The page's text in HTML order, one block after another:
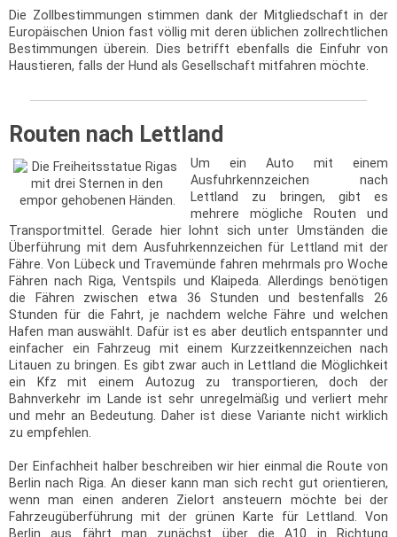
Die Zollbestimmungen stimmen dank der Mitgliedschaft in der
Europäischen Union fast völlig mit deren üblichen zollrechtlichen
Bestimmungen überein. Dies betrifft ebenfalls die Einfuhr von
Haustieren, falls der Hund als Gesellschaft mitfahren möchte.
Routen nach Lettland
Um ein Auto mit einem
Ausfuhrkennzeichen nach
Lettland zu bringen, gibt es
mehrere mögliche Routen und
Transportmittel. Gerade hier lohnt sich unter Umständen die
Überführung mit dem Ausfuhrkennzeichen für Lettland mit der
Fähre. Von Lübeck und Travemünde fahren mehrmals pro Woche
Fähren nach Riga, Ventspils und Klaipeda. Allerdings benötigen
die Fähren zwischen etwa 36 Stunden und bestenfalls 26
Stunden für die Fahrt, je nachdem welche Fähre und welchen
Hafen man auswählt. Dafür ist es aber deutlich entspannter und
einfacher ein Fahrzeug mit einem Kurzzeitkennzeichen nach
Litauen zu bringen. Es gibt zwar auch in Lettland die Möglichkeit
ein Kfz mit einem Autozug zu transportieren, doch der
Bahnverkehr im Lande ist sehr unregelmäßig und verliert mehr
und mehr an Bedeutung. Daher ist diese Variante nicht wirklich
zu empfehlen.
Der Einfachheit halber beschreiben wir hier einmal die Route von
Berlin nach Riga. An dieser kann man sich recht gut orientieren,
wenn man einen anderen Zielort ansteuern möchte bei der
Fahrzeugüberführung mit der grünen Karte für Lettland. Von
Berlin aus fährt man zunächst über die A10 in Richtung